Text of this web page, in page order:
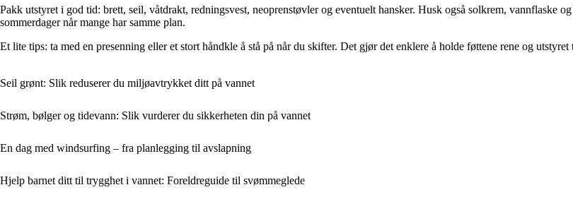
Pakk utstyret i god tid: brett, seil, våtdrakt, redningsvest, neoprenstøvler og eventuelt hansker. Husk også solkrem, vannflaske
sommerdager når mange har samme plan.
Et lite tips: ta med en presenning eller et stort håndkle å stå på når du skifter. Det gjør det enklere å holde føttene rene og utstyret
Seil grønt: Slik reduserer du miljøavtrykket ditt på vannet
Strøm, bølger og tidevann: Slik vurderer du sikkerheten din på vannet
En dag med windsurfing – fra planlegging til avslapning
Hjelp barnet ditt til trygghet i vannet: Foreldreguide til svømmeglede